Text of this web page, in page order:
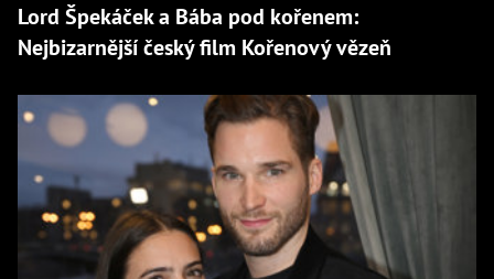
Lord Špekáček a Bába pod kořenem:
Nejbizarnější český film Kořenový vězeň